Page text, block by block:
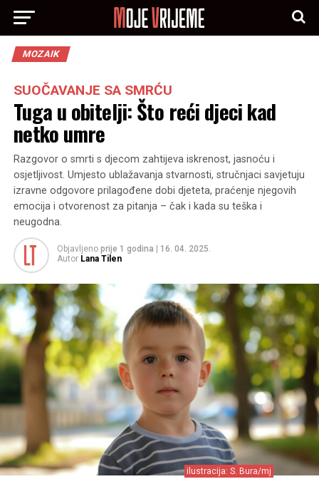
MOZAIK
SUOČAVANJE SA SMRĆU
Tuga u obitelji: Što reći djeci kad
netko umre
Razgovor o smrti s djecom zahtijeva iskrenost, jasnoću i
osjetljivost. Umjesto ublažavanja stvarnosti, stručnjaci savjetuju
izravne odgovore prilagođene dobi djeteta, praćenje njegovih
emocija i otvorenost za pitanja – čak i kada su teška i
neugodna.
Objavljeno prije 1 godina
16. 04. 2025.
Autor Lana Tilen
ilustracija: S. Bura/mj